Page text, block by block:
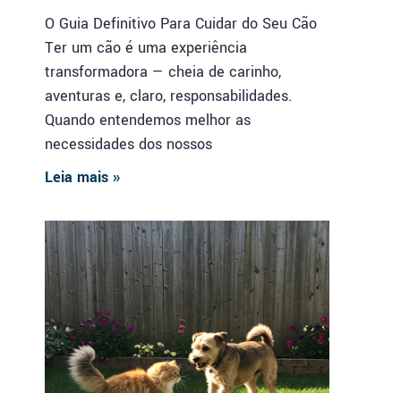
O Guia Definitivo Para Cuidar do Seu Cão
Ter um cão é uma experiência
transformadora — cheia de carinho,
aventuras e, claro, responsabilidades.
Quando entendemos melhor as
necessidades dos nossos
Leia mais »